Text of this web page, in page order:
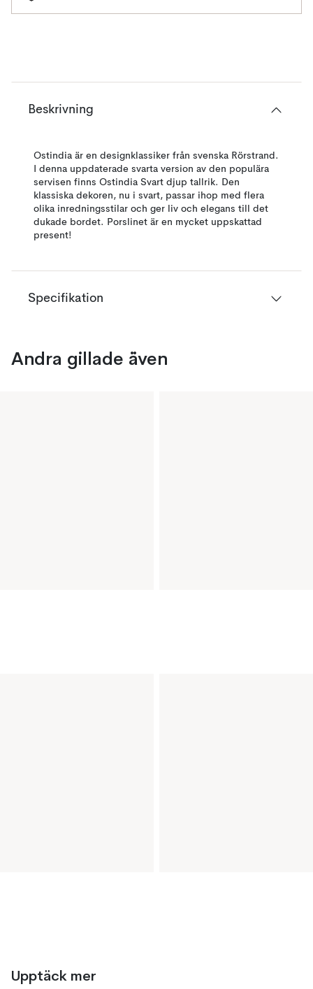
Beskrivning
Ostindia är en designklassiker från svenska Rörstrand.
I denna uppdaterade svarta version av den populära
servisen finns Ostindia Svart djup tallrik. Den
klassiska dekoren, nu i svart, passar ihop med flera
olika inredningsstilar och ger liv och elegans till det
dukade bordet. Porslinet är en mycket uppskattad
present!
Specifikation
Andra gillade även
Upptäck mer